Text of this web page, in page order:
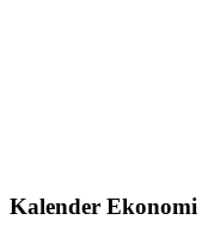
Kalender Ekonomi